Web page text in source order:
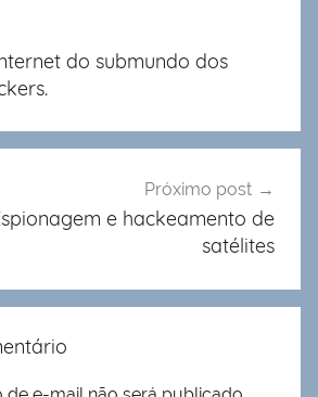
do submundo dos
Próximo post
e hackeamento de
satélites